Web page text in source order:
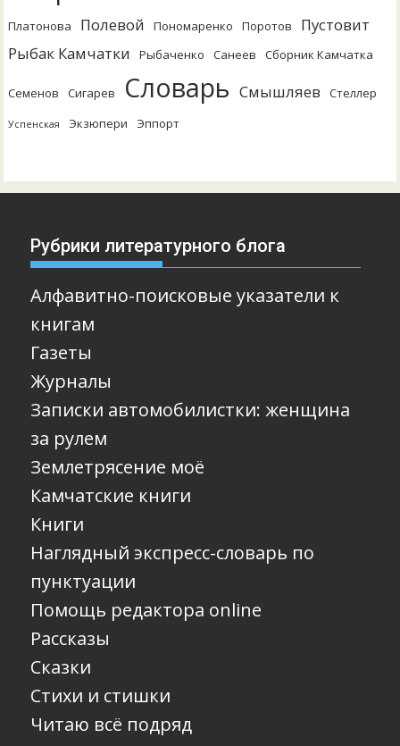
Платонова Полевой Пономаренко Поротов
Пустовит
Рыбак Камчатки
Рыбаченко Санеев Сборник Камчатка
Семенов Сигарев Словарь Смышляев Стеллер
Успенская Экзюпери Эппорт
Рубрики литературного блога
Алфавитно-поисковые указатели к
книгам
Газеты
Журналы
Записки автомобилистки: женщина
за рулем
Землетрясение моё
Камчатские книги
Книги
Наглядный экспресс-словарь по
пунктуации
Помощь редактора online
Рассказы
Сказки
Стихи и стишки
Читаю всё подряд